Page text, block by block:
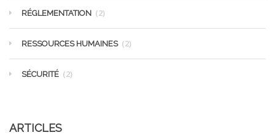
RÉGLEMENTATION (2)
RESSOURCES HUMAINES (2)
SÉCURITÉ (2)
ARTICLES